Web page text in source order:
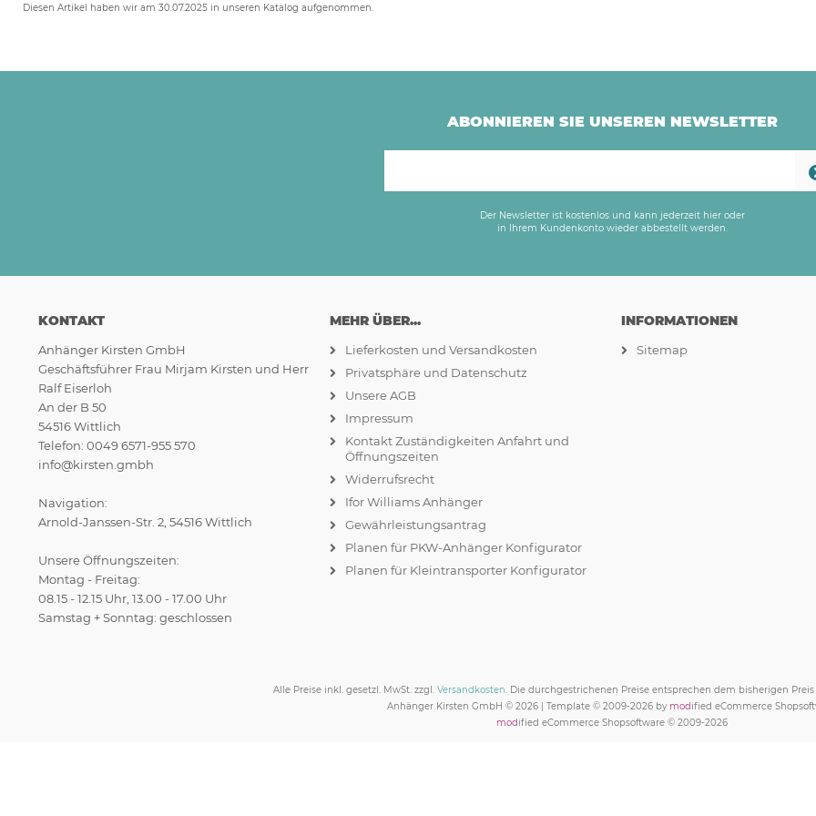
Diesen Artikel haben wir am 30.07.2025 in unseren Katalog aufgenommen.
ABONNIEREN SIE UNSEREN NEWSLETTER
Der Newsletter ist kostenlos und kann jederzeit hier oder
in Ihrem Kundenkonto wieder abbestellt werden.
KONTAKT
Anhänger Kirsten GmbH
Geschäftsführer Frau Mirjam Kirsten und Herr
Ralf Eiserloh
An der B 50
54516 Wittlich
Telefon: 0049 6571-955 570
info@kirsten.gmbh
Navigation:
Arnold-Janssen-Str. 2, 54516 Wittlich
Unsere Öffnungszeiten:
Montag - Freitag:
08.15 - 12.15 Uhr, 13.00 - 17.00 Uhr
Samstag + Sonntag: geschlossen
MEHR ÜBER...
Lieferkosten und Versandkosten
Privatsphäre und Datenschutz
Unsere AGB
Impressum
Kontakt Zuständigkeiten Anfahrt und
Öffnungszeiten
Widerrufsrecht
Ifor Williams Anhänger
Gewährleistungsantrag
Planen für PKW-Anhänger Konfigurator
Planen für Kleintransporter Konfigurator
INFORMATIONEN
Sitemap
Alle Preise inkl. gesetzl. MwSt. zzgl. Versandkosten. Die durchgestrichenen Preise entsprechen dem bisherigen
Anhänger Kirsten GmbH © 2026 | Template © 2009-2026 by modified eCommerce
modified eCommerce Shopsoftware © 2009-2026